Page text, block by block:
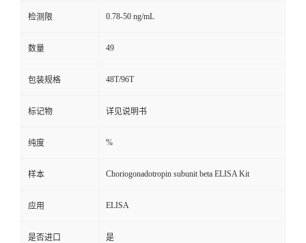
检测限 0.78-50 ng/mL
数量 49
包装规格 48T/96T
标记物 详见说明书
纯度 %
样本 Choriogonadotropin subunit beta ELISA Kit
应用 ELISA
是否进口 是